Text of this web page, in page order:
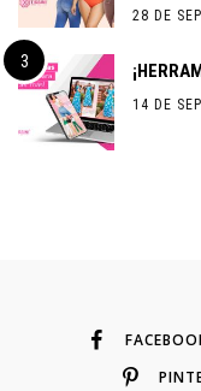
28 DE
14 DE